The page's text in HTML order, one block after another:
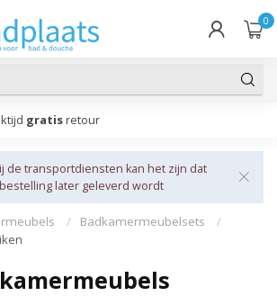
0
gratis retour
de transportdiensten kan het zijn dat
later geleverd wordt
/ Badkamermeubelsets
/